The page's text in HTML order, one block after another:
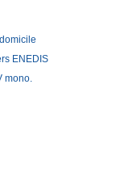
ENEDIS
mono.